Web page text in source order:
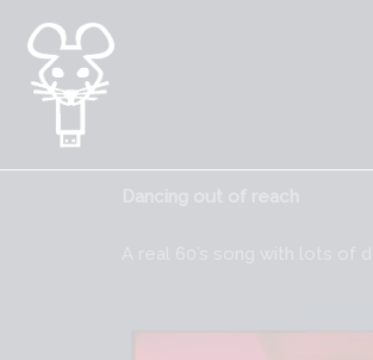
indholdet